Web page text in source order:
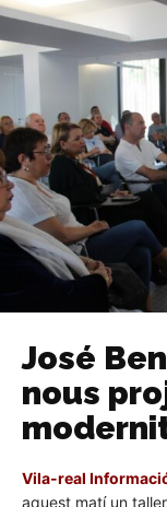
José
nous
Vila-real
aquest matí un